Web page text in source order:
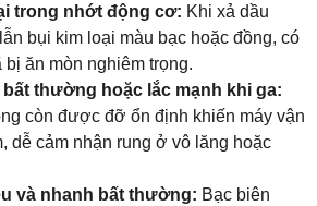
trong nhớt động cơ: Khi xả dầu
bụi kim loại màu bạc hoặc đồng, có
bị ăn mòn nghiêm trọng.
thường hoặc lắc mạnh khi ga:
còn được đỡ ổn định khiến máy vận
dễ cảm nhận rung ở vô lăng hoặc
và nhanh bất thường: Bạc biên